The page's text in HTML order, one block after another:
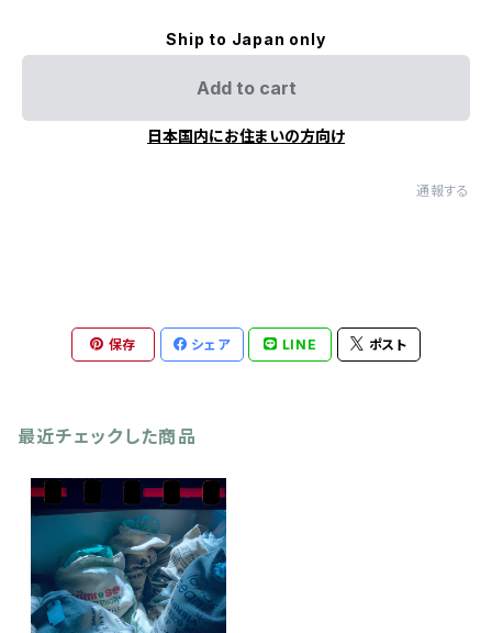
Ship to Japan only
Add to cart
日本国内にお住まいの方向け
通報する
保存 シェア LINE ポスト
最近チェックした商品